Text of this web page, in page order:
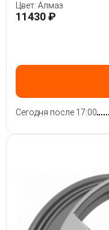
Цвет: Алмаз
11430 ₽
Сегодня после 17:00